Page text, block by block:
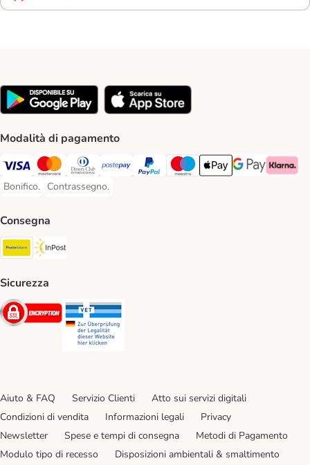
Modalità di pagamento
Visa. Payment Method
Mastercard. Payment Method
Diners Club. Payment Method
Postepay. Payment Method
PayPal. Payment Method
Maestro. Payment Method
Apple pay. Payment
Google Pay
Klarna
Bonifico.
Bonifico. Payment Method
Contrassegno.
Contrassegno. Payment Method
Consegna
Poste Italiane. Shipping Method
Sicurezza
Security
Aiuto & FAQ Servizio Clienti
Atto sui servizi digitali
Condizioni di vendita
Informazioni legali
Privacy
Newsletter
Spese e tempi di consegna
Metodi di Pagamento
Modulo tipo di recesso
Disposizioni ambientali & smaltimento